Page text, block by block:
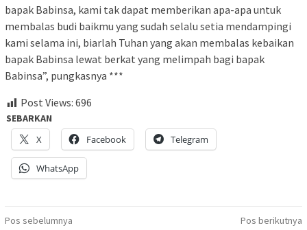
bapak Babinsa, kami tak dapat memberikan apa-apa untuk
membalas budi baikmu yang sudah selalu setia mendampingi
kami selama ini, biarlah Tuhan yang akan membalas kebaikan
bapak Babinsa lewat berkat yang melimpah bagi bapak
Babinsa”, pungkasnya ***
Post Views: 696
SEBARKAN
X
Facebook Telegram
WhatsApp
Navigasi
Pos sebelumnya
Pos berikutnya